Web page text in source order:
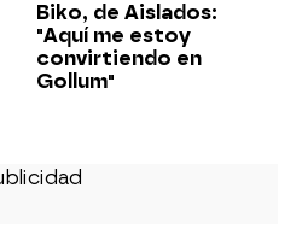
Biko, de Aislados:
"Aquí me estoy
convirtiendo en
Gollum"